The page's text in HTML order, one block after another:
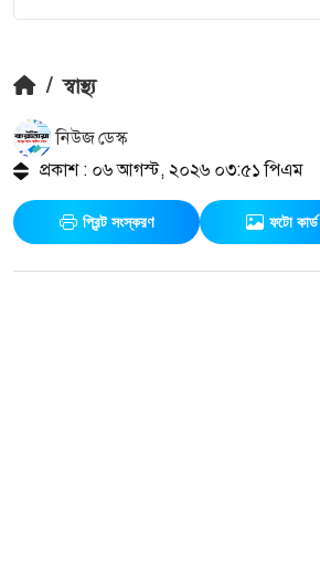
/ স্বাস্থ্য
নিউজ ডেস্ক
প্রকাশ : ০৬ আগস্ট, ২০২৬ ০৩:৫১ পিএম
প্রিন্ট সংস্করণ ফটো কার্ড